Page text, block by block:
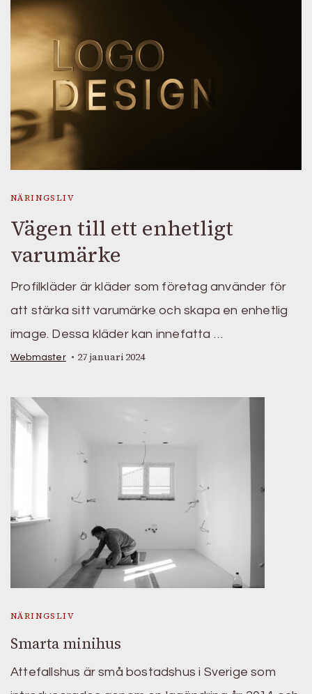
NÄRINGSLIV
Vägen till ett enhetligt
varumärke
Profilkläder är kläder som företag använder för
att stärka sitt varumärke och skapa en enhetlig
image. Dessa kläder kan innefatta …
Webmaster 27 januari 2024
NÄRINGSLIV
Smarta minihus
Attefallshus är små bostadshus i Sverige som